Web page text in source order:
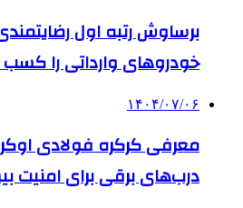
برساوش رتبه اول
خودروهای وارداتی را
۱۴۰۴/۰۷/۰۶
درب‌های برقی برای امنیت